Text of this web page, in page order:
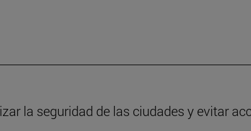
la seguridad de las ciudades y evitar